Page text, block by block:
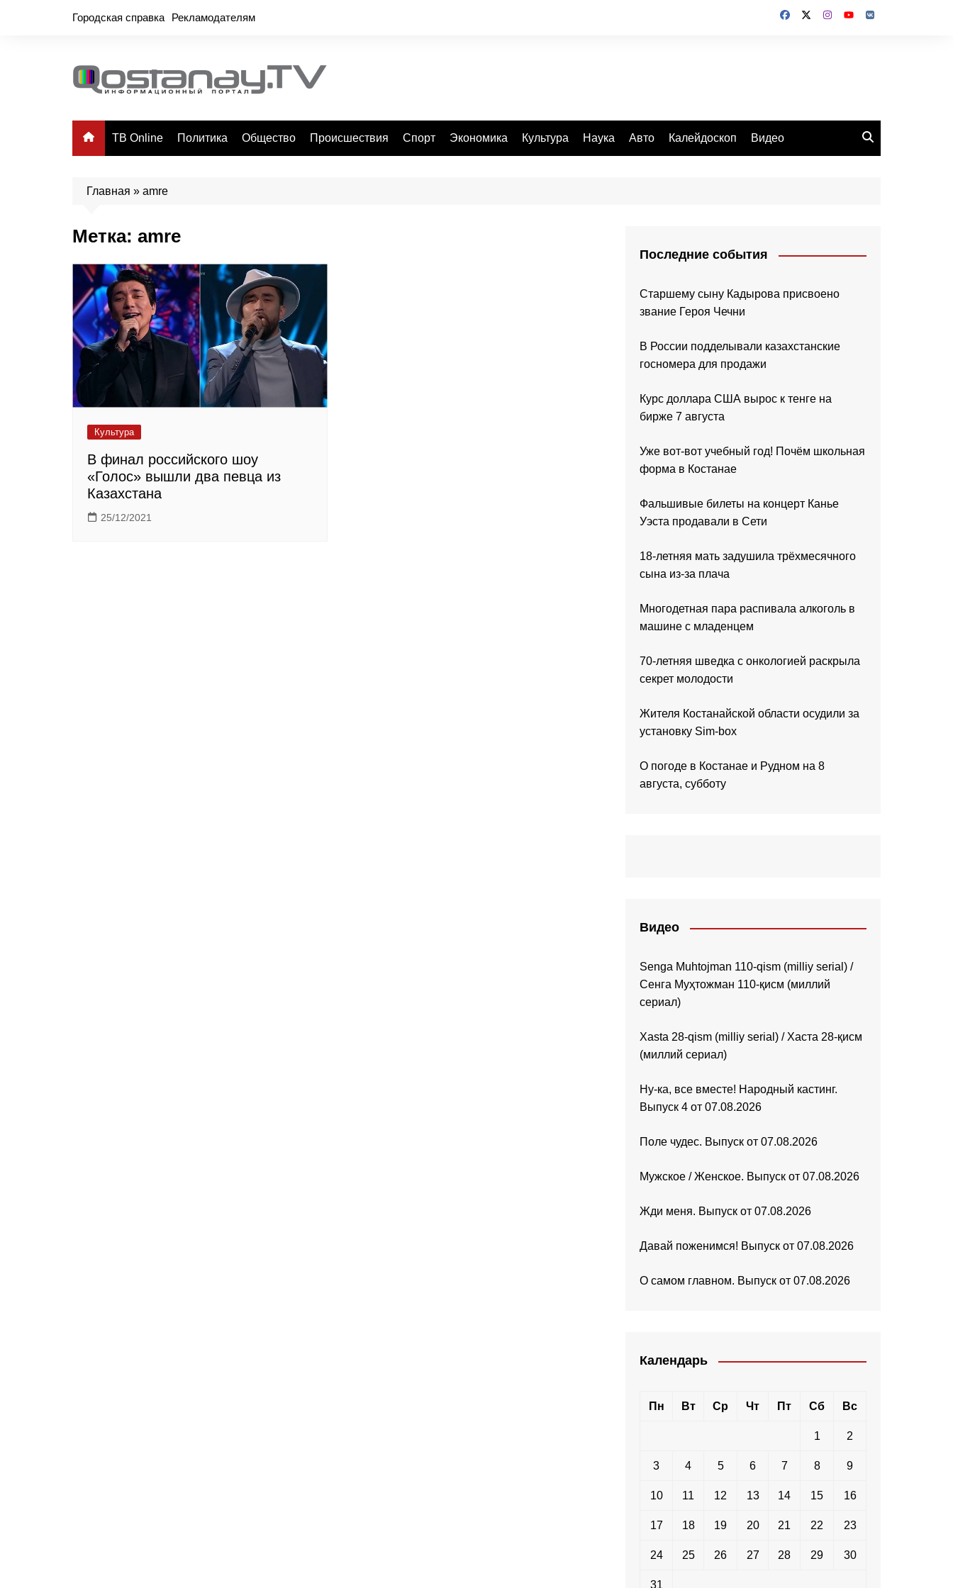
Городская справка Рекламодателям
ТВ Online Политика Общество Происшествия Спорт Экономика Культура Наука Авто Калейдоскоп Видео
Главная » amre
Метка: amre
Культура
В финал российского шоу
«Голос» вышли два певца из
Казахстана
25/12/2021
Последние события
Старшему сыну Кадырова присвоено
звание Героя Чечни
В России подделывали казахстанские
госномера для продажи
Курс доллара США вырос к тенге на
бирже 7 августа
Уже вот-вот учебный год! Почём школьная
форма в Костанае
Фальшивые билеты на концерт Канье
Уэста продавали в Сети
18-летняя мать задушила трёхмесячного
сына из-за плача
Многодетная пара распивала алкоголь в
машине с младенцем
70-летняя шведка с онкологией раскрыла
секрет молодости
Жителя Костанайской области осудили за
установку Sim-box
О погоде в Костанае и Рудном на 8
августа, субботу
Видео
Senga Muhtojman 110-qism (milliy serial) /
Сенга Муҳтожман 110-қисм (миллий
сериал)
Xasta 28-qism (milliy serial) / Хаста 28-қисм
(миллий сериал)
Ну-ка, все вместе! Народный кастинг.
Выпуск 4 от 07.08.2026
Поле чудес. Выпуск от 07.08.2026
Мужское / Женское. Выпуск от 07.08.2026
Жди меня. Выпуск от 07.08.2026
Давай поженимся! Выпуск от 07.08.2026
О самом главном. Выпуск от 07.08.2026
Календарь
Пн Вт Ср Чт Пт Сб Вс
1 2
3 4 5 6 7 8 9
10 11 12 13 14 15 16
17 18 19 20 21 22 23
24 25 26 27 28 29 30
31